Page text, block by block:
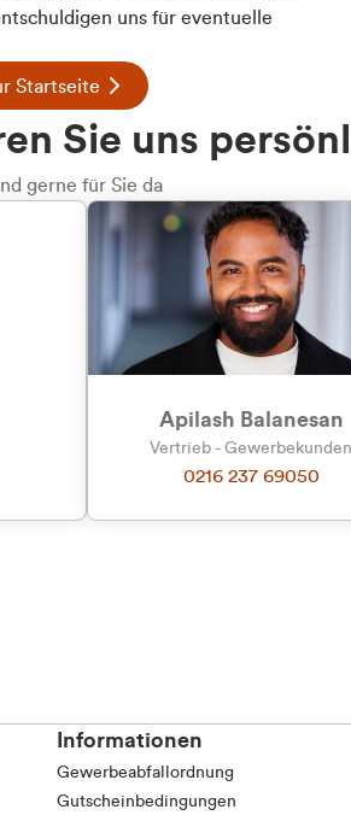
uns für eventuelle
Startseite
Sie uns
gerne für Sie da
Apilash Balanesan
Vertrieb - Gewerbekunden
0216 237 69050
Informationen
Gewerbeabfallordnung
Gutscheinbedingungen